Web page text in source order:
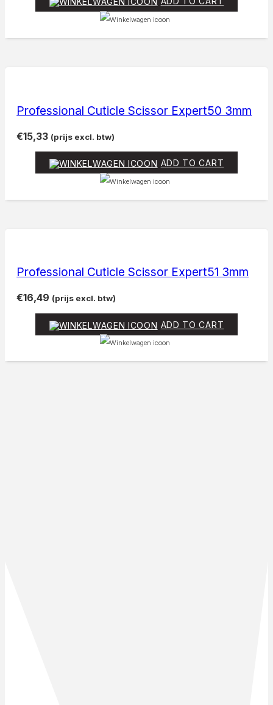
Professional Cuticle Scissor Expert50 3mm
€15,33 (prijs excl. btw)
ADD TO CART
Professional Cuticle Scissor Expert51 3mm
€16,49 (prijs excl. btw)
ADD TO CART